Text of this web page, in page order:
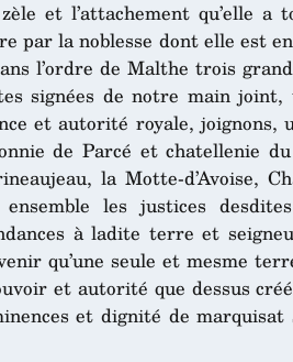
et l’attachement qu’elle
par la noblesse dont elle est
l’ordre de Malthe trois
signées de notre main
et autorité royale, joignons,
de Parcé et chatellenie
la Motte-d’Avoise,
les justices
à ladite terre et
qu’une seule et mesme
et autorité que dessus
et dignité de